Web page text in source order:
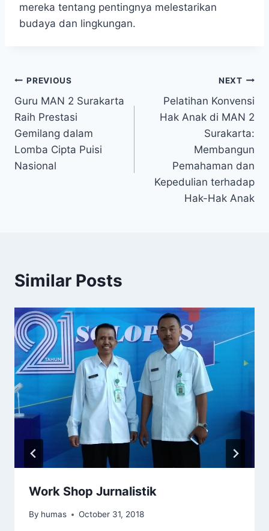
mereka tentang pentingnya melestarikan
budaya dan lingkungan.
Post
navigation
PREVIOUS
Guru MAN 2 Surakarta
Raih Prestasi
Gemilang dalam
Lomba Cipta Puisi
Nasional
NEXT
Pelatihan Konvensi
Hak Anak di MAN 2
Surakarta:
Membangun
Pemahaman dan
Kepedulian terhadap
Hak-Hak Anak
Similar Posts
Work Shop Jurnalistik
By humas October 31, 2018